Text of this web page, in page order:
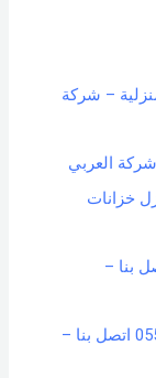
– شركة
خزانات بعرعر – 0551154864 عزل خزانات
بحائل – 0551154864 اتصل بنا –
شركة كشف تسربات المياه بحائل – 0551154864 اتصل بنا –